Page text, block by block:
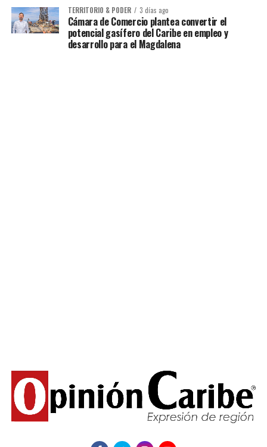
TERRITORIO & PODER 3 días ago
Cámara de Comercio plantea convertir el
potencial gasífero del Caribe en empleo y
desarrollo para el Magdalena